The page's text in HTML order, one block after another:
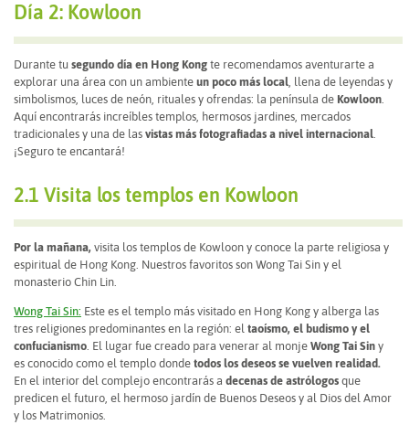
Día 2: Kowloon
Durante tu segundo día en Hong Kong te recomendamos aventurarte a
explorar una área con un ambiente un poco más local, llena de leyendas y
simbolismos, luces de neón, rituales y ofrendas: la península de Kowloon.
Aquí encontrarás increíbles templos, hermosos jardines, mercados
tradicionales y una de las vistas más fotografiadas a nivel internacional.
¡Seguro te encantará!
2.1 Visita los templos en Kowloon
Por la mañana, visita los templos de Kowloon y conoce la parte religiosa y
espiritual de Hong Kong. Nuestros favoritos son Wong Tai Sin y el
monasterio Chin Lin.
Wong Tai Sin: Este es el templo más visitado en Hong Kong y alberga las
tres religiones predominantes en la región: el taoísmo, el budismo y el
confucianismo. El lugar fue creado para venerar al monje Wong Tai Sin y
es conocido como el templo donde todos los deseos se vuelven realidad.
En el interior del complejo encontrarás a decenas de astrólogos que
predicen el futuro, el hermoso jardín de Buenos Deseos y al Dios del Amor
y los Matrimonios.